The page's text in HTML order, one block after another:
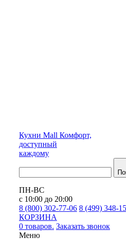
Кухни Mall Комфорт,
доступный
каждому
ПН-ВС
с 10:00 до 20:00
8 (800) 302-77-06 8 (499) 348-
КОРЗИНА
0 товаров. Заказать звонок
Меню